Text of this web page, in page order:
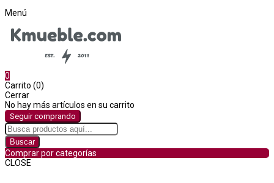
Menú
0
Carrito (0)
Cerrar
No hay más artículos en su carrito
Seguir comprando
Buscar
Comprar por categorías
CLOSE